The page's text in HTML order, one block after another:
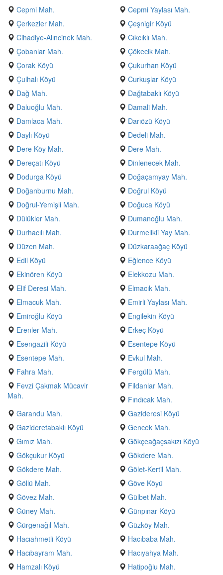
Cepmi Mah.
Cepmi Yaylası Mah.
Çerkezler Mah.
Çeşnigir Köyü
Cihadiye-Alıncinek Mah.
Cıkcıklı Mah.
Çobanlar Mah.
Çökecik Mah.
Çorak Köyü
Çukurhan Köyü
Çulhalı Köyü
Curkuşlar Köyü
Dağ Mah.
Dağtabaklı Köyü
Daluoğlu Mah.
Damali Mah.
Damlaca Mah.
Darıözü Köyü
Daylı Köyü
Dedeli Mah.
Dere Köy Mah.
Dere Mah.
Dereçatı Köyü
Dinlenecek Mah.
Dodurga Köyü
Doğaçamyay Mah.
Doğanburnu Mah.
Doğrul Köyü
Doğrul-Yemişli Mah.
Doğuca Köyü
Dülükler Mah.
Dumanoğlu Mah.
Durhacılı Mah.
Durmelikli Yay Mah.
Düzen Mah.
Düzkaraağaç Köyü
Edil Köyü
Eğlence Köyü
Ekinören Köyü
Elekkozu Mah.
Elif Deresi Mah.
Elmacık Mah.
Elmacuk Mah.
Emirli Yaylası Mah.
Emiroğlu Köyü
Engilekin Köyü
Erenler Mah.
Erkeç Köyü
Esengazili Köyü
Esentepe Köyü
Esentepe Mah.
Evkul Mah.
Fahra Mah.
Fergülü Mah.
Fevzi Çakmak Mücavir
Mah.
Fildanlar Mah.
Fındıcak Mah.
Garandu Mah.
Gazideresi Köyü
Gazideretabaklı Köyü
Gencek Mah.
Gımız Mah.
Gökçeağaçsakızı Köyü
Gökçukur Köyü
Gökdere Mah.
Gökdere Mah.
Gölet-Kertil Mah.
Göllü Mah.
Göve Köyü
Gövez Mah.
Gülbet Mah.
Güney Mah.
Günpınar Köyü
Gürgenağıl Mah.
Güzköy Mah.
Hacıahmetli Köyü
Hacıbaba Mah.
Hacıbayram Mah.
Hacıyahya Mah.
Hamzalı Köyü
Hatipoğlu Mah.